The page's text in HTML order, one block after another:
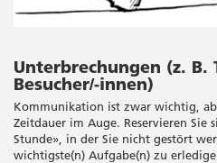
Unterbrechungen (z. B.
Besucher/-innen)
Kommunikation ist zwar wichtig,
Zeitdauer im Auge. Reservieren Sie
Stunde», in der Sie nicht gestört
wichtigste(n) Aufgabe(n) zu